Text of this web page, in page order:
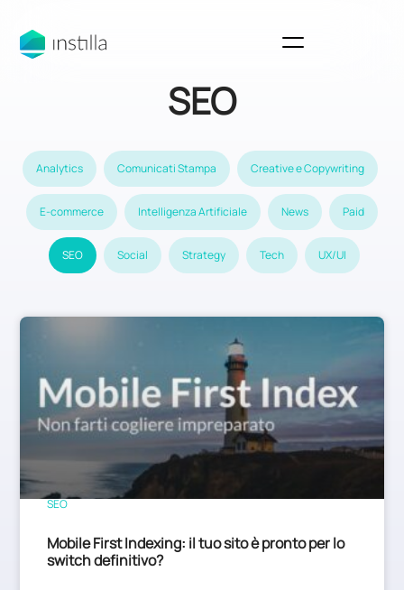
SEO
Analytics Comunicati Stampa Creative e Copywriting
E-commerce Intelligenza Artificiale News Paid
SEO Social Strategy Tech UX/UI
SEO
Mobile First Indexing: il tuo sito è pronto per lo
switch definitivo?